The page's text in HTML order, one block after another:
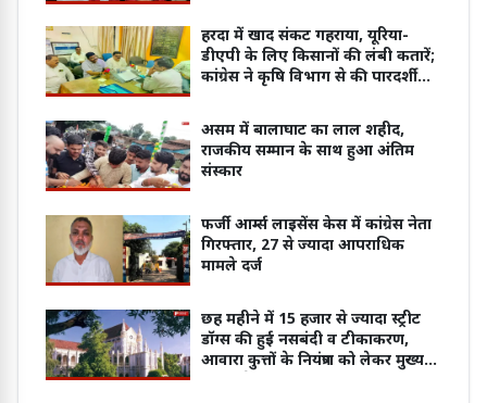
हरदा में खाद संकट गहराया, यूरिया-
डीएपी के लिए किसानों की लंबी कतारें;
कांग्रेस ने कृषि विभाग से की पारदर्शी
असम में बालाघाट का लाल शहीद,
राजकीय सम्मान के साथ हुआ अंतिम
संस्कार
फर्जी आर्म्स लाइसेंस केस में कांग्रेस नेता
गिरफ्तार, 27 से ज्यादा आपराधिक
मामले दर्ज
छह महीने में 15 हजार से ज्यादा स्ट्रीट
डॉग्स की हुई नसबंदी व टीकाकरण,
आवारा कुत्तों के नियंत्रण को लेकर मुख्य